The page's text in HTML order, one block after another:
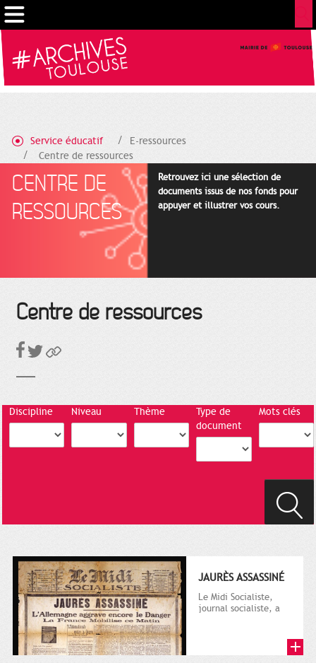
Service éducatif
E-ressources
Centre de ressources
CENTRE DE
RESSOURCES
Retrouvez ici une sélection de
documents issus de nos fonds pour
appuyer et illustrer vos cours.
Centre de ressources
Discipline Niveau Thème
Type de
document
Mots clés
JAURÈS ASSASSINÉ
Le Midi Socialiste,
journal socialiste, a
Cookies management panel